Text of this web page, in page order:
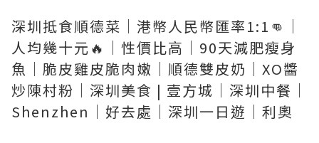
深圳抵食順德菜｜港幣人民幣匯率1:1👊｜
人均幾十元🔥｜性價比高｜90天減肥瘦身
魚｜脆皮雞皮脆肉嫩｜順德雙皮奶｜XO醬
炒陳村粉｜深圳美食 | 壹方城｜深圳中餐｜
Shenzhen｜好去處｜深圳一日遊｜利奧